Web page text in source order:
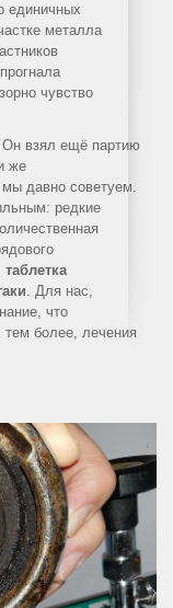
единичных
металла
чувство
Он взял ещё партию
же
давно советуем.
редкие
таблетка
. Для нас,
что
более, лечения